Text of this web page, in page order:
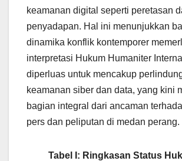
keamanan digital seperti peretasan
penyadapan. Hal ini menunjukkan
dinamika konflik kontemporer
interpretasi Hukum Humaniter
diperluas untuk mencakup
keamanan siber dan data, yang kini
bagian integral dari ancaman
pers dan peliputan di medan perang.
Tabel I: Ringkasan Status